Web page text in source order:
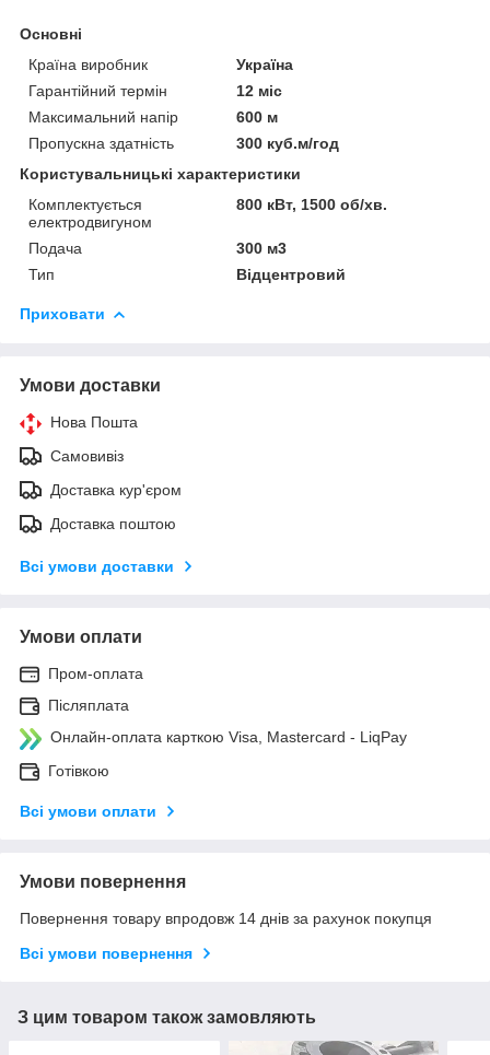
Основні
Країна виробник
Україна
Гарантійний термін
12 міс
Максимальний напір
600 м
Пропускна здатність
300 куб.м/год
Користувальницькі характеристики
Комплектується
електродвигуном
800 кВт, 1500 об/хв.
Подача
300 м3
Тип
Відцентровий
Приховати
Умови доставки
Нова Пошта
Самовивіз
Доставка кур'єром
Доставка поштою
Всі умови доставки
Умови оплати
Пром-оплата
Післяплата
Онлайн-оплата карткою Visa, Mastercard - LiqPay
Готівкою
Всі умови оплати
Умови повернення
Повернення товару впродовж 14 днів за рахунок покупця
Всі умови повернення
З цим товаром також замовляють